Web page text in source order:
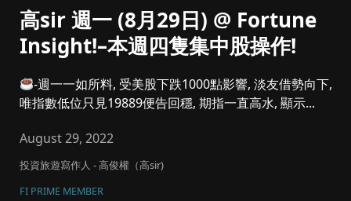
高sir 週一 (8月29日) @ Fortune
Insight!–本週四隻集中股操作!
-週一一如所料, 受美股下跌1000點影響, 淡友借勢向下,
唯指數低位只見19889便告回穩, 期指一直高水, 顯示...
August 29, 2022
投資旅遊寫作人 - 高俊權（高sir)
FI PRIME MEMBER